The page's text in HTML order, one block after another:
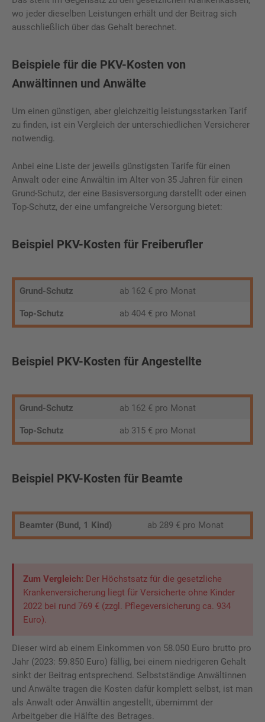
wo jeder dieselben Leistungen erhält und der Beitrag sich
ausschließlich über das Gehalt berechnet.
Beispiele für die PKV-Kosten von
Anwältinnen und Anwälte
Um einen günstigen, aber gleichzeitig leistungsstarken Tarif
zu finden, ist ein Vergleich der unterschiedlichen Versicherer
notwendig.
Anbei eine Liste der jeweils günstigsten Tarife für einen
Anwalt oder eine Anwältin im Alter von 35 Jahren für einen
Grund-Schutz, der eine Basisversorgung darstellt oder einen
Top-Schutz, der eine umfangreiche Versorgung bietet:
Beispiel PKV-Kosten für Freiberufler
Grund-Schutz ab 162 € pro Monat
Top-Schutz ab 404 € pro Monat
Beispiel PKV-Kosten für Angestellte
Grund-Schutz ab 162 € pro Monat
Top-Schutz ab 315 € pro Monat
Beispiel PKV-Kosten für Beamte
Beamter (Bund, 1 Kind) ab 289 € pro Monat
Zum Vergleich: Der Höchstsatz für die gesetzliche
Krankenversicherung liegt für Versicherte ohne Kinder
2022 bei rund 769 € (zzgl. Pflegeversicherung ca. 934
Euro).
Dieser wird ab einem Einkommen von 58.050 Euro brutto pro
Jahr (2023: 59.850 Euro) fällig, bei einem niedrigeren Gehalt
sinkt der Beitrag entsprechend. Selbstständige Anwältinnen
und Anwälte tragen die Kosten dafür komplett selbst, ist man
als Anwalt oder Anwältin angestellt, übernimmt der
Arbeitgeber die Hälfte des Betrages.